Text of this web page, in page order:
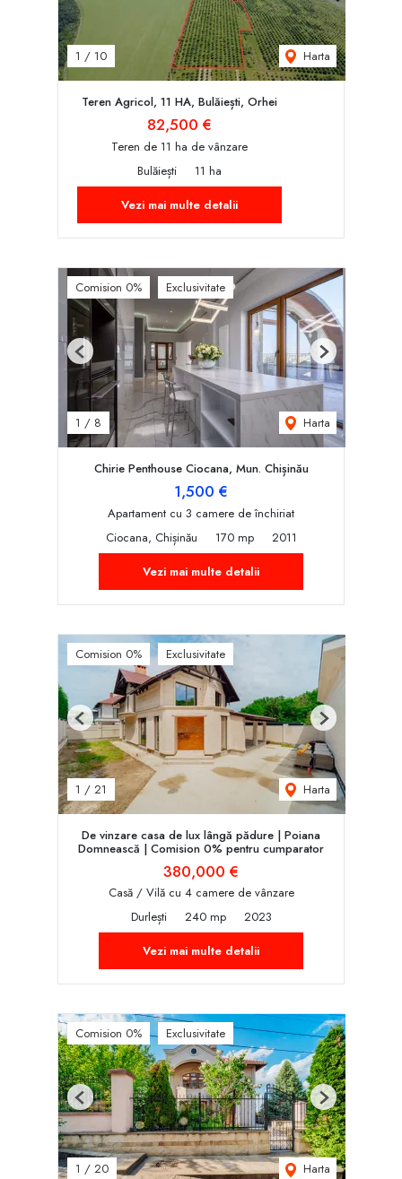
1 / 10 Harta
Teren Agricol, 11 HA, Bulăiești, Orhei
82,500 €
Teren de 11 ha de vânzare
Bulăiești
11 ha
Vezi mai multe detalii
Comision 0% Exclusivitate
1 / 8 Harta
Previous Next
Chirie Penthouse Ciocana, Mun. Chișinău
1,500 €
Apartament cu 3 camere de închiriat
Ciocana, Chișinău
170 mp
2011
Vezi mai multe detalii
Comision 0% Exclusivitate
1 / 21 Harta
Previous Next
De vinzare casa de lux lângă pădure | Poiana
Domnească | Comision 0% pentru cumparator
380,000 €
Casă / Vilă cu 4 camere de vânzare
Durlești
240 mp
2023
Vezi mai multe detalii
Comision 0% Exclusivitate
1 / 20 Harta
Previous Next